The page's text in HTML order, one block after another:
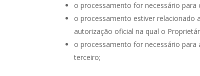
o processamento for necessário
o processamento estiver relacionado
autorização oficial na qual o
o processamento for necessário
terceiro;